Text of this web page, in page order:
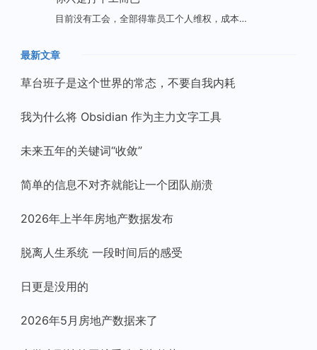
目前没有工会，全部得靠员工个人维权，成本…
最新文章
草台班子是这个世界的常态，不要自我内耗
我为什么将 Obsidian 作为主力文字工具
未来五年的关键词“收敛”
简单的信息不对齐就能让一个团队崩溃
2026年上半年房地产数据发布
脱离人生系统 一段时间后的感受
日更是没用的
2026年5月房地产数据来了